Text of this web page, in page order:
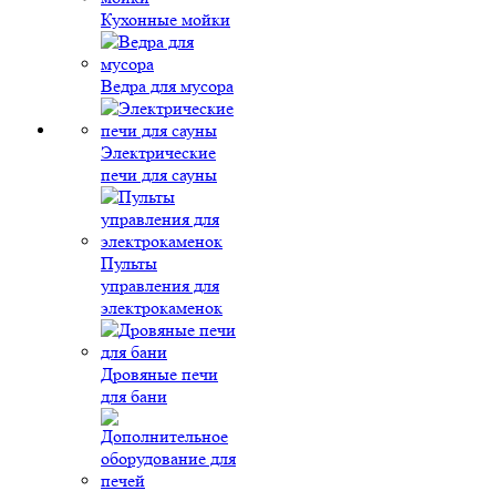
Кухонные мойки
Ведра для мусора
Электрические
печи для сауны
Пульты
управления для
электрокаменок
Дровяные печи
для бани